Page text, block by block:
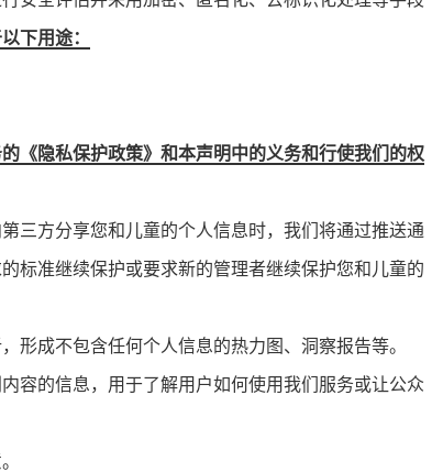
下用途：
《隐私保护政策》和本声明中的义务和行使我们的权
三方分享您和儿童的个人信息时，我们将通过推送通
标准继续保护或要求新的管理者继续保护您和儿童的
形成不包含任何个人信息的热力图、洞察报告等。
容的信息，用于了解用户如何使用我们服务或让公众